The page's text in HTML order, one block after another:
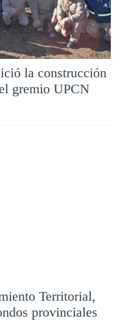
la construcción
gremio UPCN
Territorial,
provinciales